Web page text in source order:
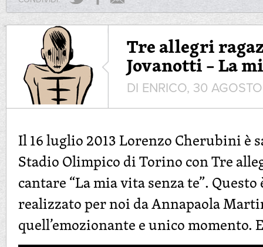
Tre allegri
Jovanotti – La
DI ENRICO, 30
Il 16 luglio 2013 Lorenzo Cherubini è
Stadio Olimpico di Torino con Tre
cantare “La mia vita senza te”.
realizzato per noi da Annapaola
quell’emozionante e unico momento.